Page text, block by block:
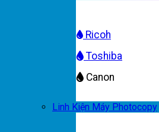
Ricoh
Toshiba
Canon
Linh Kiện Máy Photocopy